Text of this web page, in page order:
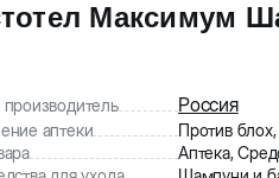
Максимум
Россия
аптеки
Против
Аптека,